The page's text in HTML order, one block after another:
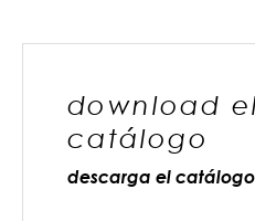
download
catálogo
descarga el